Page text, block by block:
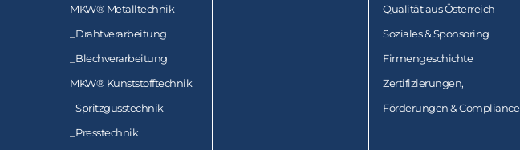
MKW® Metalltechnik
Drahtverarbeitung
Blechverarbeitung
MKW® Kunststofftechnik
Spritzgusstechnik
Presstechnik
Qualität aus Österreich
Soziales & Sponsoring
Firmengeschichte
Zertifizierungen,
Förderungen & Compliance